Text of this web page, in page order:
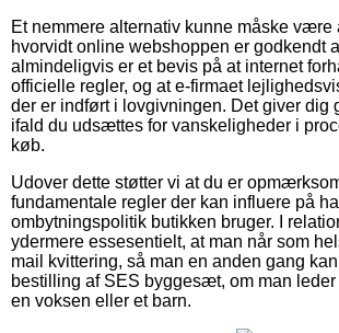
Et nemmere alternativ kunne måske være
hvorvidt online webshoppen er godkendt
almindeligvis er et bevis på at internet
officielle regler, og at e-firmaet
der er indført i lovgivningen. Det giver dig
ifald du udsættes for vanskeligheder i
køb.
Udover dette støtter vi at du er
fundamentale regler der kan influere på
ombytningspolitik butikken bruger. I
ydermere essesentielt, at man når som
mail kvittering, så man en anden gang
bestilling af SES byggesæt, om man leder
en voksen eller et barn.